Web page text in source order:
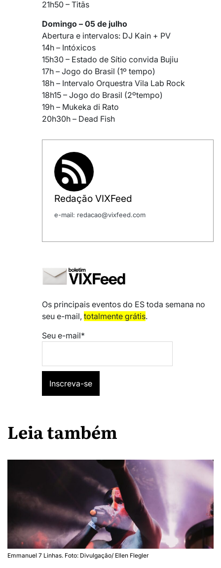
21h50 – Titãs
Domingo – 05 de julho
Abertura e intervalos: DJ Kain + PV
14h – Intóxicos
15h30 – Estado de Sítio convida Bujiu
17h – Jogo do Brasil (1º tempo)
18h – Intervalo Orquestra Vila Lab Rock
18h15 – Jogo do Brasil (2ºtempo)
19h – Mukeka di Rato
20h30h – Dead Fish
Redação VIXFeed
e-mail: redacao@vixfeed.com
Os principais eventos do ES toda semana no
seu e-mail, totalmente grátis.
Seu e-mail*
Leia também
Emmanuel 7 Linhas. Foto: Divulgação/ Ellen Flegler